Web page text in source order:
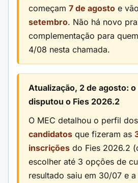
começam7 de agosto e
setembro. Não há novo
complementação para
4/08 nesta chamada.
Atualização, 2 de agosto:
disputou o Fies 2026.2
O MEC detalhou o perfil
candidatos que fizeram as
inscrições do Fies 2026.2
escolher até 3 opções de
resultado saiu em 30/07 e a